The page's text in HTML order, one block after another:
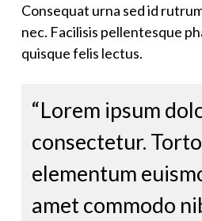
Consequat urna sed id
nec. Facilisis pellentesque
quisque felis lectus.
“Lorem ipsum
consectetur.
elementum
amet commodo